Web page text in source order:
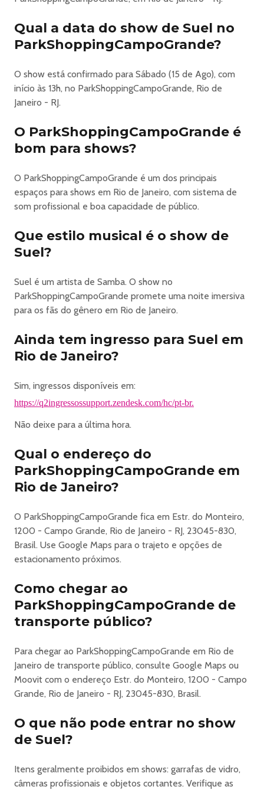
Open Bar:
Água, Cerveja Amstel, Refrigerante Coca-Cola e Coca-
Cola Zero
Praça de Alimentação comercializada
Classificação:
18 anos +.
• CAMAROTES P/12 PESSOAS
Piso elevado
Setores de banheiros exclusivos
Atendimento de garçons exclusivos.
Classificação:
16 anos +.
Acesso ao Frontstage
Setores de banheiros exclusivos
Atendimento de garçons exclusivos.
Classificação:
16 anos +.
______________________________________
Informações importantes
•
Classificação do evento: 16+
somente
acompanhados dos pais ou responsáveis legais, mediante
alteração por decisão judicial.
Setor
OPEN BEER
Classificação:
•
Proibida a venda de bebida alcoólica para menores de 18
anos (Lei Federal 13.106/16).
•
impedir a entrada no evento sem direito a reembolso.
______________________________________
Informações importantes sobre ingressos
Meia solidária:
alimento não perecível por ingresso na entrada do
evento. Todos os alimentos arrecadados serão doados
para instituições parceiras.
Pessoas com deficiência (PCD) possuem o direito a meia
entrada por Lei. A comprovação do direito ao benefício é
obrigatória e será exigida na entrada do evento.
Agora você pode transferir seu ingresso de forma prática
e segura, diretamente pelo APP ou site da Q2 Ingressos,
Qual a data do show de Suel no
ParkShoppingCampoGrande?
O show está confirmado para Sábado (15 de Ago), com
início às 13h, no ParkShoppingCampoGrande, Rio de
Janeiro - RJ.
O ParkShoppingCampoGrande é
bom para shows?
O ParkShoppingCampoGrande é um dos principais
espaços para shows em Rio de Janeiro, com sistema de
som profissional e boa capacidade de público.
Que estilo musical é o show de
Suel?
Suel é um artista de Samba. O show no
ParkShoppingCampoGrande promete uma noite imersiva
para os fãs do gênero em Rio de Janeiro.
Ainda tem ingresso para Suel em
Rio de Janeiro?
Sim, ingressos disponíveis em:
https://q2ingressossupport.zendesk.com/hc/pt-br.
Não deixe para a última hora.
Qual o endereço do
ParkShoppingCampoGrande em
Rio de Janeiro?
O ParkShoppingCampoGrande fica em Estr. do Monteiro,
1200 - Campo Grande, Rio de Janeiro - RJ, 23045-830,
Brasil. Use Google Maps para o trajeto e opções de
estacionamento próximos.
Como chegar ao
ParkShoppingCampoGrande de
transporte público?
Para chegar ao ParkShoppingCampoGrande em Rio de
Janeiro de transporte público, consulte Google Maps ou
Moovit com o endereço Estr. do Monteiro, 1200 - Campo
Grande, Rio de Janeiro - RJ, 23045-830, Brasil.
O que não pode entrar no show
de Suel?
Itens geralmente proibidos em shows: garrafas de vidro,
câmeras profissionais e objetos cortantes. Verifique as